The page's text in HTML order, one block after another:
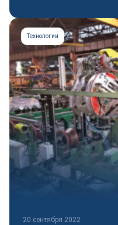
Технологии
20 сентября 2022